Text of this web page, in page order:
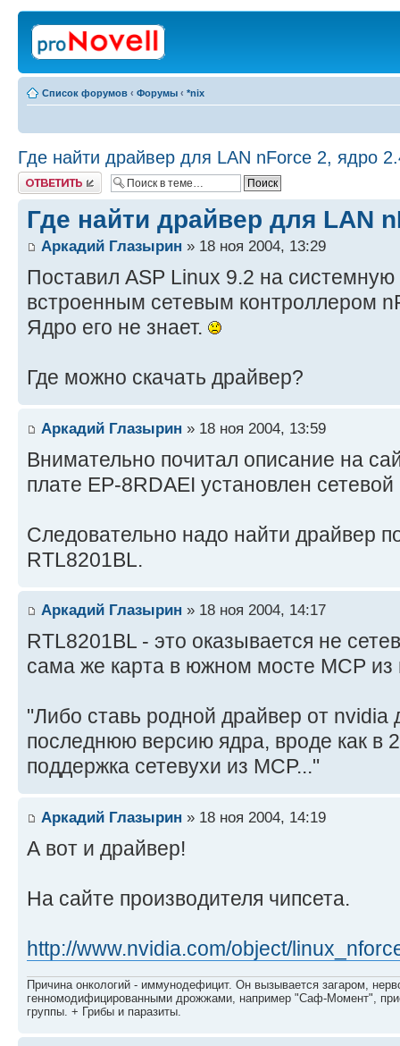
Список форумов ‹ Форумы ‹ *nix
Где найти драйвер для LAN nForce 2, ядро
Ответить
Где найти драйвер для LAN
Аркадий Глазырин » 18 ноя 2004, 13:29
Поставил ASP Linux 9.2 на системную
встроенным сетевым контроллером
Ядро его не знает.
Где можно скачать драйвер?
Аркадий Глазырин » 18 ноя 2004, 13:59
Внимательно почитал описание на
плате EP-8RDAEI установлен
Следовательно надо найти драйвер
RTL8201BL.
Аркадий Глазырин » 18 ноя 2004, 14:17
RTL8201BL - это оказывается не
сама же карта в южном мосте MCP
"Либо ставь родной драйвер от nvidia
последнюю версию ядра, вроде как в
поддержка сетевухи из MCP..."
Аркадий Глазырин » 18 ноя 2004, 14:19
А вот и драйвер!
На сайте производителя чипсета.
http://www.nvidia.com/object/
Причина онкологий - иммунодефицит. Он вызывается загаром,
генномодифицированными дрожжами, например "Саф-Момент",
группы. + Грибы и паразиты.